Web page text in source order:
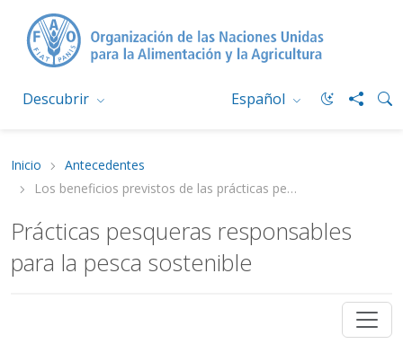
Descubrir Español
Inicio
Antecedentes
Los beneficios previstos de las prácticas pesqueras responsables
Prácticas pesqueras responsables
para la pesca sostenible